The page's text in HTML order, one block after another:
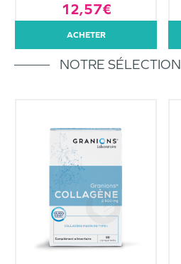
12,57€
ACHETER
NOTRE SÉLECTION